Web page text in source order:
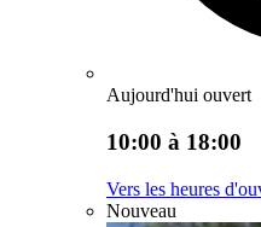
Aujourd'hui ouvert
10:00 à 18:00
Vers les heures
Nouveau